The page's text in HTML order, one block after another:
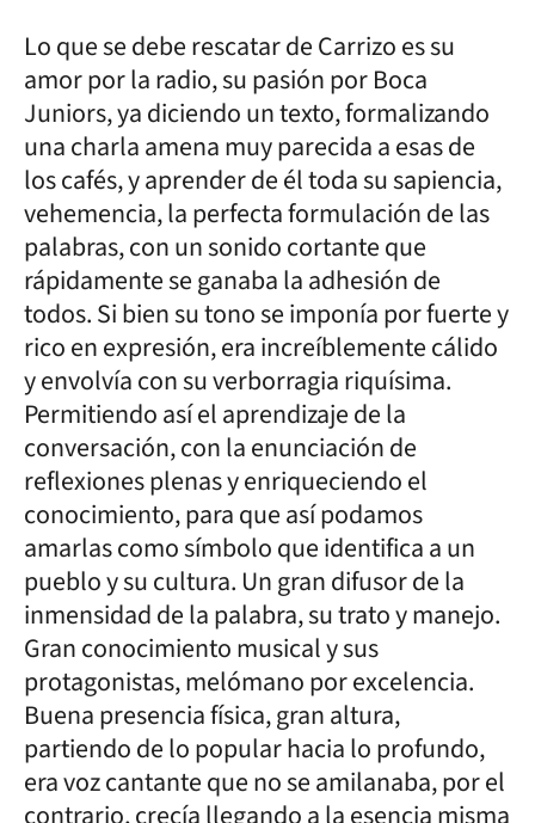
Lo que se debe rescatar de Carrizo es su
amor por la radio, su pasión por Boca
Juniors, ya diciendo un texto, formalizando
una charla amena muy parecida a esas de
los cafés, y aprender de él toda su sapiencia,
vehemencia, la perfecta formulación de las
palabras, con un sonido cortante que
rápidamente se ganaba la adhesión de
todos. Si bien su tono se imponía por fuerte y
rico en expresión, era increíblemente cálido
y envolvía con su verborragia riquísima.
Permitiendo así el aprendizaje de la
conversación, con la enunciación de
reflexiones plenas y enriqueciendo el
conocimiento, para que así podamos
amarlas como símbolo que identifica a un
pueblo y su cultura. Un gran difusor de la
inmensidad de la palabra, su trato y manejo.
Gran conocimiento musical y sus
protagonistas, melómano por excelencia.
Buena presencia física, gran altura,
partiendo de lo popular hacia lo profundo,
era voz cantante que no se amilanaba, por el